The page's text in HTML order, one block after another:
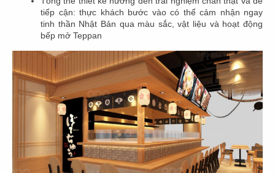
tiếp cận: thực khách bước vào có thể cảm nhận ngay
tinh thần Nhật Bản qua màu sắc, vật liệu và hoạt động
bếp mở Teppan
THI CÔNG NHÀ HÀNG NHẬT BẢN
BOTEJYU - VINCOM ĐỒNG KHỞI
Chủ đầu tư: Takahiro Group
Diện tích: 180m2 (Botejyu + Asanoha)
Địa điểm: Tầng B3 (B3-27C), Vincom Center Đồng
Khởi, 72 Lê Thánh Tôn, Phường Bến Nghé, Q.1
CHI TIẾT